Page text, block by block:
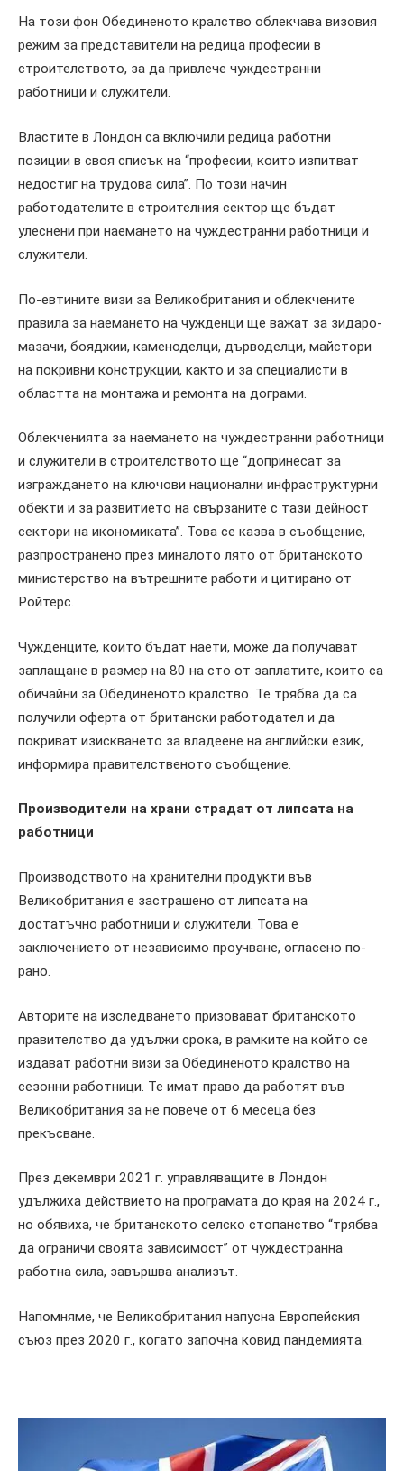
На този фон Обединеното кралство облекчава визовия
режим за представители на редица професии в
строителството, за да привлече чуждестранни
работници и служители.
Властите в Лондон са включили редица работни
позиции в своя списък на “професии, които изпитват
недостиг на трудова сила”. По този начин
работодателите в строителния сектор ще бъдат
улеснени при наемането на чуждестранни работници и
служители.
По-евтините визи за Великобритания и облекчените
правила за наемането на чужденци ще важат за зидаро-
мазачи, бояджии, каменоделци, дърводелци, майстори
на покривни конструкции, както и за специалисти в
областта на монтажа и ремонта на дограми.
Облекченията за наемането на чуждестранни работници
и служители в строителството ще “допринесат за
изграждането на ключови национални инфраструктурни
обекти и за развитието на свързаните с тази дейност
сектори на икономиката”. Това се казва в съобщение,
разпространено през миналото лято от британското
министерство на вътрешните работи и цитирано от
Ройтерс.
Чужденците, които бъдат наети, може да получават
заплащане в размер на 80 на сто от заплатите, които са
обичайни за Обединеното кралство. Те трябва да са
получили оферта от британски работодател и да
покриват изискването за владеене на английски език,
информира правителственото съобщение.
Производители на храни страдат от липсата на
работници
Производството на хранителни продукти във
Великобритания е застрашено от липсата на
достатъчно работници и служители. Това е
заключението от независимо проучване, огласено по-
рано.
Авторите на изследването призовават британското
правителство да удължи срока, в рамките на който се
издават работни визи за Обединеното кралство на
сезонни работници. Те имат право да работят във
Великобритания за не повече от 6 месеца без
прекъсване.
През декември 2021 г. управляващите в Лондон
удължиха действието на програмата до края на 2024 г.,
но обявиха, че британското селско стопанство “трябва
да ограничи своята зависимост” от чуждестранна
работна сила, завършва анализът.
Напомняме, че Великобритания напусна Европейския
съюз през 2020 г., когато започна ковид пандемията.